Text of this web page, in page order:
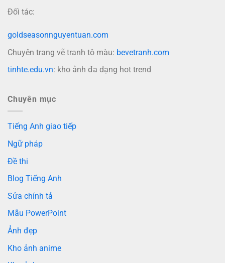
Đối tác:
goldseasonnguyentuan.com
Chuyên trang vẽ tranh tô màu: bevetranh.com
tinhte.edu.vn: kho ảnh đa dạng hot trend
Chuyên mục
Tiếng Anh giao tiếp
Ngữ pháp
Đề thi
Blog Tiếng Anh
Sửa chính tả
Mẫu PowerPoint
Ảnh đẹp
Kho ảnh anime